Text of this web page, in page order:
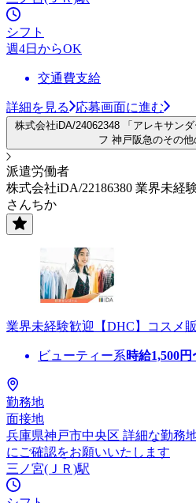
シフト
週4日からOK
交通費支給
詳細を見る 応募画面に進む
株式会社iDA/24062348 「アレキサン
フ 神戸阪急のその
派遣労働者
株式会社iDA/22186380 業界未経
さんちか
業界未経験歓迎【DHC】コスメ
ビューティー系時給1,500円
勤務地
面接地
兵庫県神戸市中央区 詳細な勤務
にご確認をお願いいたします
三ノ宮(ＪＲ)駅